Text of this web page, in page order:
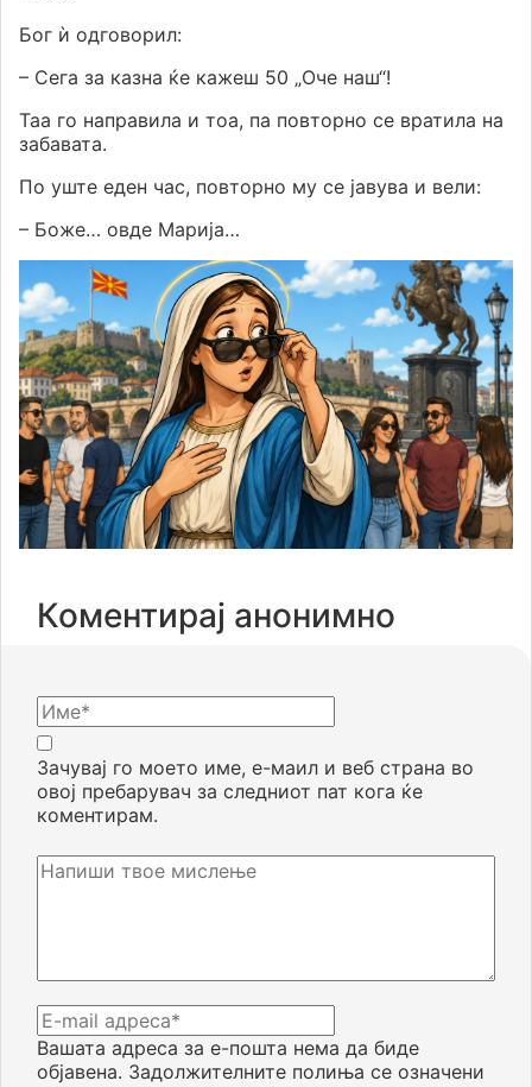
Бог ѝ одговорил:
– Сега за казна ќе кажеш 50 „Оче наш“!
Таа го направила и тоа, па повторно се вратила на
забавата.
По уште еден час, повторно му се јавува и вели:
– Боже… овде Марија…
Коментирај анонимно
Вашата адреса за е-пошта нема да биде
објавена. Задолжителните полиња се означени
Зачувај го моето име, е-маил и веб страна во
овој пребарувач за следниот пат кога ќе
коментирам.